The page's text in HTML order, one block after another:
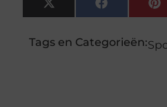
X
(Twitter)
Facebook
Tags en Categorieën: